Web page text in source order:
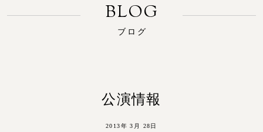
ブログ
公演情報
2013年 3月 28日